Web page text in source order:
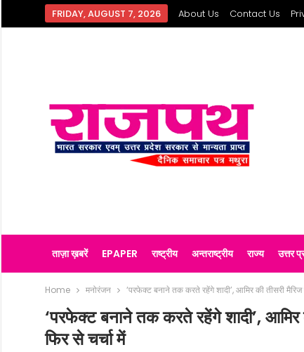
FRIDAY, AUGUST 7, 2026 About Us Contact Us
ताज़ा ख़बरें EPAPER राष्ट्रीय अन्तराष्ट्रीय राज्य उत्तर
Home मनोरंजन ‘परफेक्ट बनाने तक करते रहेंगे शादी’, आमिर की तीसरी
‘परफेक्ट बनाने तक करते रहेंगे शादी’, आमिर
फिर से चर्चा में